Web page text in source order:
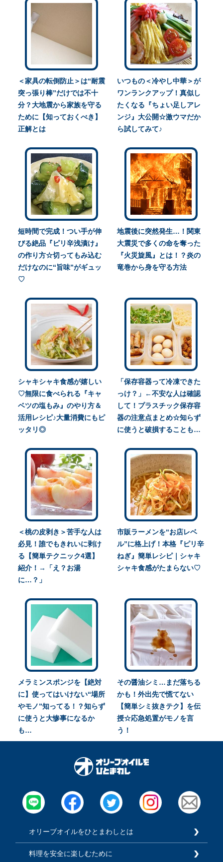
＜家具の転倒防止＞は“耐震
突っ張り棒”だけでは不十
分？大地震から家族を守る
ために【知っておくべき】
正解とは
いつもの＜冷やし中華＞が
ワンランクアップ！真似し
たくなる『ちょい足しアレ
ンジ』大公開☆激ウマだか
ら試してみて♪
短時間で完成！つい手が伸
びる絶品『ピリ辛浅漬け』
の作り方☆切ってもみ込む
だけなのに“旨味”がギュッ
♡
地震後に突然発生…！関東
大震災で多くの命を奪った
『火災旋風』とは！？炎の
竜巻から身を守る方法
シャキシャキ食感が嬉しい
♡無限に食べられる『キャ
ベツの塩もみ』のやり方＆
活用レシピ♪大量消費にもピ
ッタリ◎
「保存容器って冷凍できた
っけ？」←不安な人は確認
して！プラスチック保存容
器の注意点まとめ☆知らず
に使うと破損することも…
＜桃の皮剥き＞苦手な人は
必見！誰でもきれいに剥け
る【簡単テクニック4選】
紹介！→「え？お湯
に…？」
市販ラーメンを“お店レベ
ル”に格上げ！本格『ピリ辛
ねぎ』簡単レシピ｜シャキ
シャキ食感がたまらない♡
メラミンスポンジを【絶対
に】使ってはいけない“場所
やモノ”知ってる！？知らず
に使うと大惨事になるか
も…
その醤油シミ…まだ落ちる
かも！外出先で慌てない
【簡単シミ抜きテク】を伝
授☆応急処置がモノを言
う！
オリーブオイルをひとまわしとは
料理を安全に楽しむために